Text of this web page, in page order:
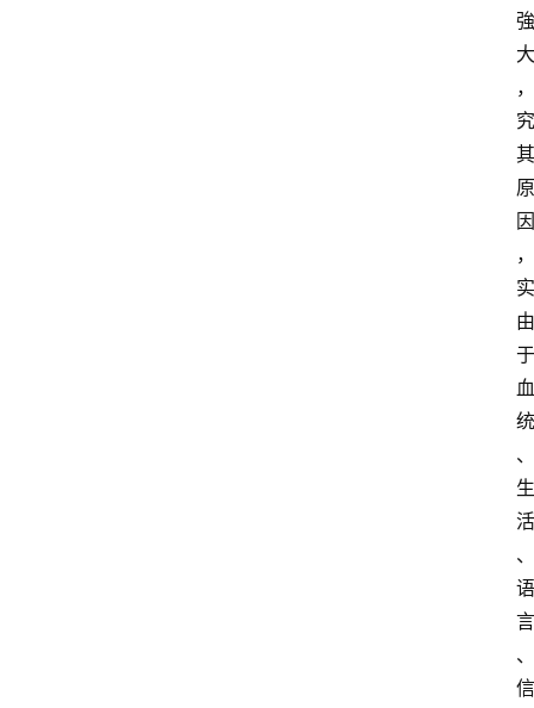
強
大
，
究
其
原
因
，
实
由
于
血
统
、
生
活
、
语
言
、
信